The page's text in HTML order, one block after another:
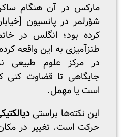
مارکس در آن هنگام
کرده بود؛ انگلس در
طنزآمیزی به این واقعه
در مرکز علوم طبیعی
جایگاهی تا قضاوت کنی
است یا مهمل.
این نکته‌ها براستی
حرکت است. تغییر در